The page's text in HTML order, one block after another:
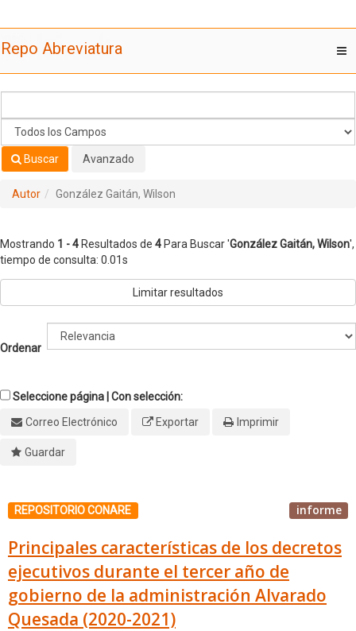
Repo Abreviatura
Buscar Avanzado
Autor González Gaitán, Wilson
Mostrando 1 - 4 Resultados de 4 Para Buscar 'González Gaitán, Wilson',
tiempo de consulta: 0.01s
Limitar resultados
Ordenar
Seleccione página | Con selección:
Correo Electrónico
Exportar Imprimir
Guardar
REPOSITORIO CONARE informe
Principales características de los decretos
ejecutivos durante el tercer año de
gobierno de la administración Alvarado
Quesada (2020-2021)